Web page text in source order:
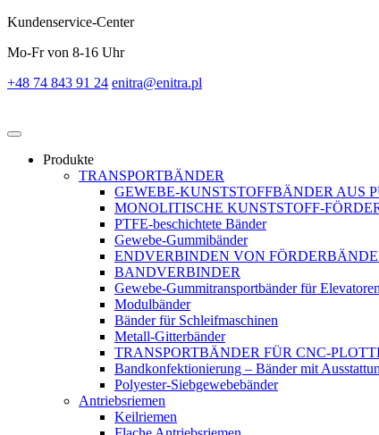
Kundenservice-Center
Mo-Fr von 8-16 Uhr
+48 74 843 91 24 enitra@enitra.pl
Produkte
TRANSPORTBÄNDER
GEWEBE-KUNSTSTOFFBÄNDER AUS
MONOLITISCHE KUNSTSTOFF-
PTFE-beschichtete Bänder
Gewebe-Gummibänder
ENDVERBINDEN VON
BANDVERBINDER
Gewebe-Gummitransportbänder für Elevatoren
Modulbänder
Bänder für Schleifmaschinen
Metall-Gitterbänder
TRANSPORTBÄNDER FÜR CNC-
Bandkonfektionierung – Bänder mit
Polyester-Siebgewebebänder
Antriebsriemen
Keilriemen